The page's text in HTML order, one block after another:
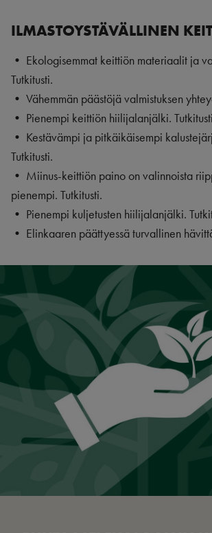
ILMASTOYSTÄVÄLLINEN
• Ekologisemmat keittiön materiaalit ja
Tutkitusti.
• Vähemmän päästöjä valmistuksen
• Pienempi keittiön hiilijalanjälki.
• Kestävämpi ja pitkäikäisempi
Tutkitusti.
• Miinus-keittiön paino on valinnoista
pienempi. Tutkitusti.
• Pienempi kuljetusten hiilijalanjälki.
• Elinkaaren päättyessä turvallinen